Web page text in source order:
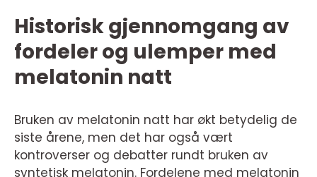
Historisk gjennomgang av
fordeler og ulemper med
melatonin natt
Bruken av melatonin natt har økt betydelig de
siste årene, men det har også vært
kontroverser og debatter rundt bruken av
syntetisk melatonin. Fordelene med melatonin